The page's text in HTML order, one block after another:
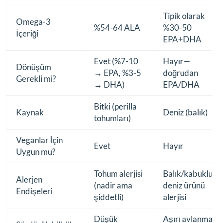
Omega-3
İçeriği
%54-64 ALA
Tipik olarak
%30-50
EPA+DHA
Dönüşüm
Gerekli mi?
Evet (%7-10
→ EPA, %3-5
→ DHA)
Hayır—
doğrudan
EPA/DHA
Kaynak
Bitki (perilla
tohumları)
Deniz (balık)
Veganlar İçin
Uygun mu?
Evet Hayır
Alerjen
Endişeleri
Tohum alerjisi
(nadir ama
şiddetli)
Balık/kabuklu
deniz ürünü
alerjisi
Düşük Aşırı avlanma